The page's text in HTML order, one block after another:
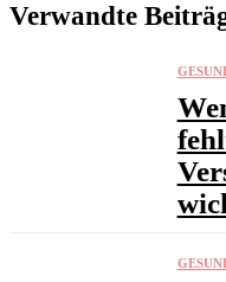
Verwandte